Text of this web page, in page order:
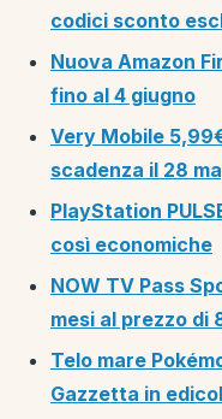
codici sconto
Nuova Amazon
fino al 4 giugno
Very Mobile
scadenza il 28
PlayStation
così economiche
NOW TV Pass
mesi al prezzo di
Telo mare
Gazzetta in